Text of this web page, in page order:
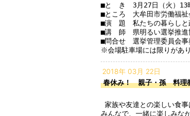
■と　き　3月27日（火）13
■ところ　大牟田市労働福
■演　題　私たちの暮らし
■講　師　県明るい選挙推
■問合せ　選挙管理委員会
※会場駐車場には限りがあ
2018年 03月 22日
春休み！ 親子・孫 料理
みんなで、一緒に楽しみな